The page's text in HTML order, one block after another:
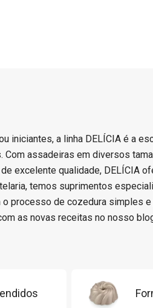
iniciantes, a linha DELÍCIA é a
assadeiras em diversos
excelente qualidade, DELÍCIA
temos suprimentos
processo de cozedura simples
as novas receitas no nosso